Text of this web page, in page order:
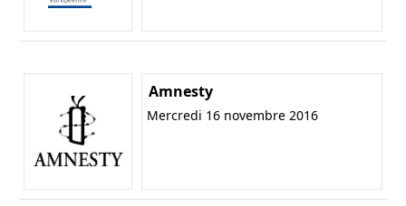
Amnesty
Mercredi 16 novembre 2016